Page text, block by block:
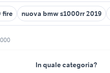
fire nuova bmw s1000rr 2019
In quale categoria?